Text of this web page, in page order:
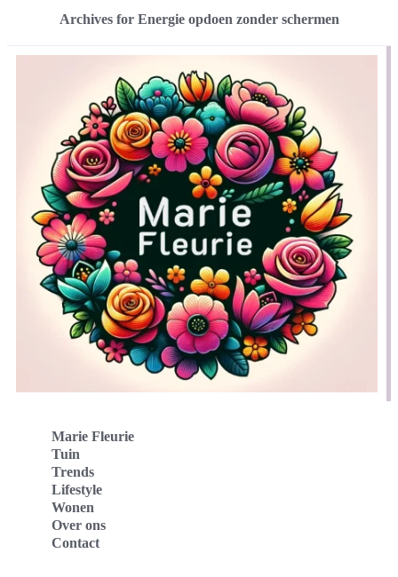
Archives for Energie opdoen zonder schermen
Marie Fleurie
Tuin
Trends
Lifestyle
Wonen
Over ons
Contact